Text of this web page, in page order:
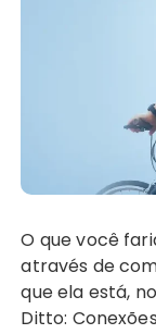
O que você faria se conhecesse uma pessoa
através de
que ela está,
Ditto: